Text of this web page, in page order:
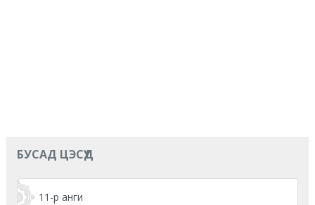
БУСАД ЦЭСҮҮД
11-р анги